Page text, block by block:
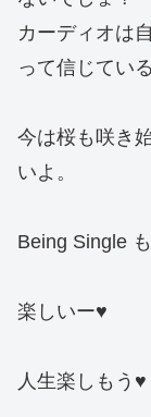
カーディオは
って信じている
今は桜も咲き
いよ。
Being Single
楽しいー♥
人生楽しもう♥